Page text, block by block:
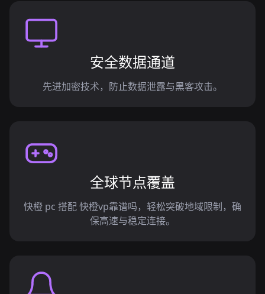
安全数据通道
先进加密技术，防止数据泄露与黑客攻击。
全球节点覆盖
快橙 pc 搭配 快橙vp靠谱吗，轻松突破地域限制，确
保高速与稳定连接。